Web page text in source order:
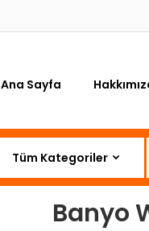
Ana Sayfa
Banyo